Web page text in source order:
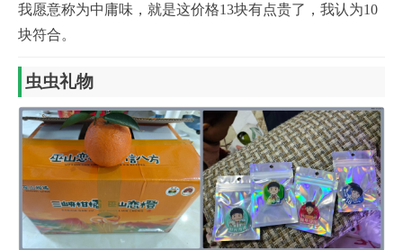
我愿意称为中庸味，就是这价格13块有点贵了，我认为10
块符合。
虫虫礼物